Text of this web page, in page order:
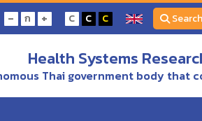
- ก + C C C Search
Health Systems
Thai government body that